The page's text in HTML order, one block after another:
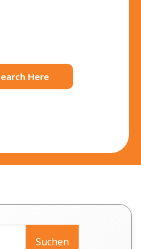
Here
Suchen